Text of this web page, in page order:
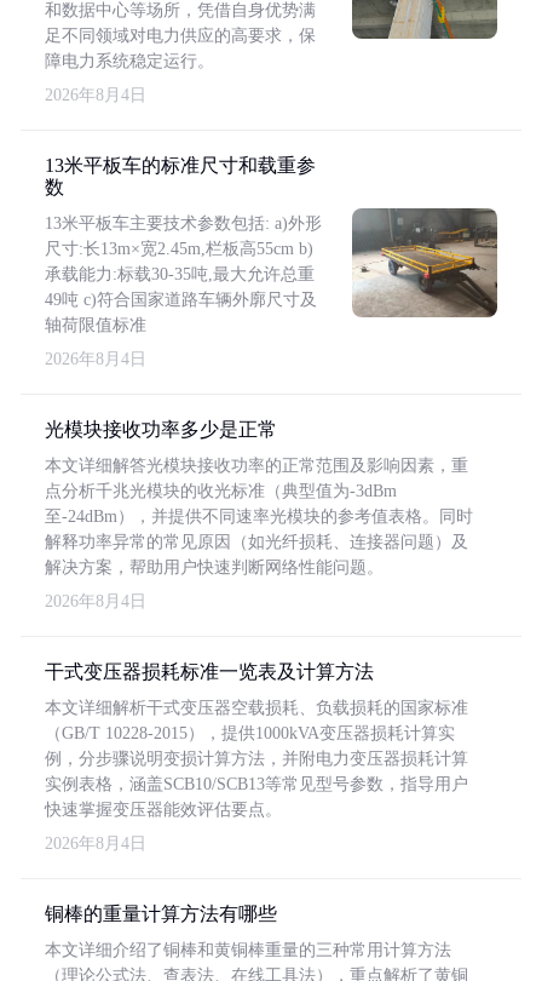
和数据中心等场所，凭借自身优势满
足不同领域对电力供应的高要求，保
障电力系统稳定运行。
2026年8月4日
13米平板车的标准尺寸和载重参
数
13米平板车主要技术参数包括: a)外形
尺寸:长13m×宽2.45m,栏板高55cm b)
承载能力:标载30-35吨,最大允许总重
49吨 c)符合国家道路车辆外廓尺寸及
轴荷限值标准
2026年8月4日
光模块接收功率多少是正常
本文详细解答光模块接收功率的正常范围及影响因素，重
点分析千兆光模块的收光标准（典型值为-3dBm
至-24dBm），并提供不同速率光模块的参考值表格。同时
解释功率异常的常见原因（如光纤损耗、连接器问题）及
解决方案，帮助用户快速判断网络性能问题。
2026年8月4日
干式变压器损耗标准一览表及计算方法
本文详细解析干式变压器空载损耗、负载损耗的国家标准
（GB/T 10228-2015），提供1000kVA变压器损耗计算实
例，分步骤说明变损计算方法，并附电力变压器损耗计算
实例表格，涵盖SCB10/SCB13等常见型号参数，指导用户
快速掌握变压器能效评估要点。
2026年8月4日
铜棒的重量计算方法有哪些
本文详细介绍了铜棒和黄铜棒重量的三种常用计算方法
（理论公式法、查表法、在线工具法），重点解析了黄铜